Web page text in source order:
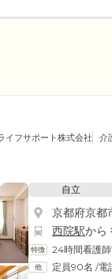
イフサポート株式会社 介
自立
京都府京都
西院駅から
24時間看護
定員90名 /電